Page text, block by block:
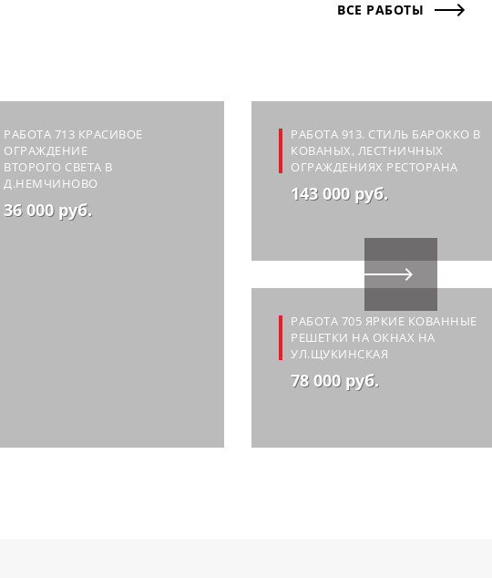
ВСЕ РАБОТЫ
РАБОТА 713 КРАСИВОЕ
ОГРАЖДЕНИЕ
ВТОРОГО СВЕТА В
Д.НЕМЧИНОВО
36 000 руб.
РАБОТА 913. СТИЛЬ БАРОККО В
КОВАНЫХ, ЛЕСТНИЧНЫХ
ОГРАЖДЕНИЯХ РЕСТОРАНА
143 000 руб.
РАБОТА 705 ЯРКИЕ КОВАННЫЕ
РЕШЕТКИ НА ОКНАХ НА
УЛ.ЩУКИНСКАЯ
78 000 руб.